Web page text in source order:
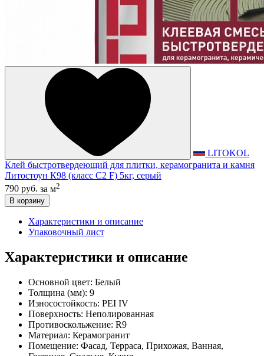
LITOKOL
Клей быстротвердеющий для плитки, керамогранита и камня
Литостоун К98 (класс С2 F) 5кг, серый
790 руб. за м2
В корзину
Характеристики и описание
Упаковочный лист
Характеристики и описание
Основной цвет: Белый
Толщина (мм): 9
Износостойкость: PEI IV
Поверхность: Неполированная
Противоскольжение: R9
Материал: Керамогранит
Помещение: Фасад, Терраса, Прихожая, Ванная,